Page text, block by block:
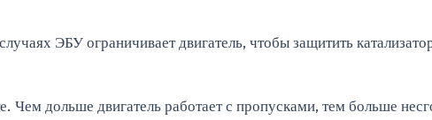
ЭБУ ограничивает двигатель, чтобы защитить
Чем дольше двигатель работает с пропусками, тем больше